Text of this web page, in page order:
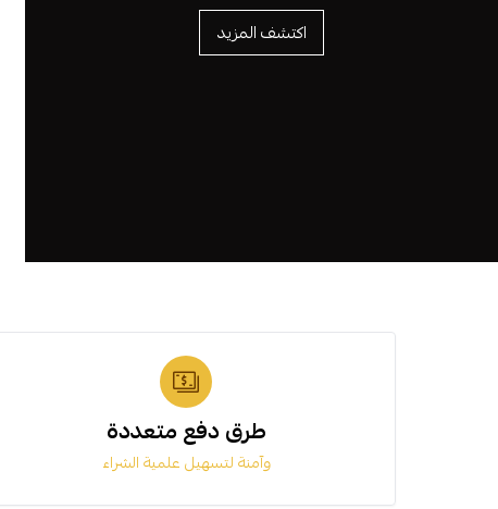
اكتشف المزيد
طرق دفع متعددة
وآمنة لتسهيل علمية الشراء